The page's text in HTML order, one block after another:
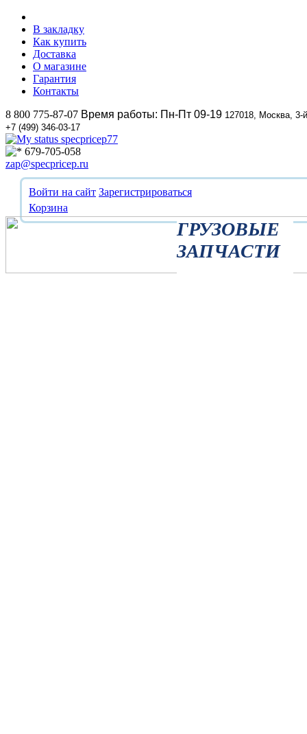
В закладку
Как купить
Доставка
О магазине
Гарантия
Контакты
8 800 775-87-07 Время работы: Пн-Пт 09-19 127018, Москва,
+7 (499) 346-03-17
specpricep77
679-705-058
zap@specpricep.ru
Войти на сайт Зарегистрироваться
Корзина
ГРУЗОВЫЕ
ЗАПЧАСТИ